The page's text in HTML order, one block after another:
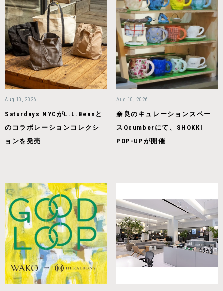
Aug 10, 2026
Saturdays NYCがL.L.Beanと
のコラボレーションコレクシ
ョンを発売
Aug 10, 2026
奈良のキュレーションスペー
スQcumberにて、SHOKKI
POP-UPが開催